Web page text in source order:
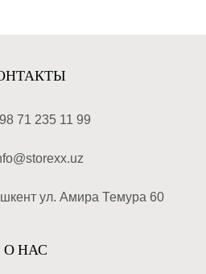
71 235 11 99
ул. Амира Темура 60
О НАС